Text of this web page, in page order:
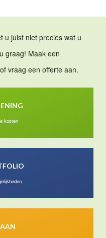
u juist niet precies wat u
graag! Maak een
vraag een offerte aan.
kosten